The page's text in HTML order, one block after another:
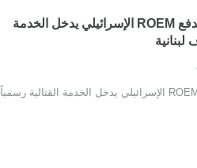
أقوى من M109 بمرتين.. مدفع ROEM الإسرائيلي يدخل الخدمة
أقوى من M109 بمرتين.. مدفع ROEM الإسرائيلي يدخل الخدمة القتالية رسمياً